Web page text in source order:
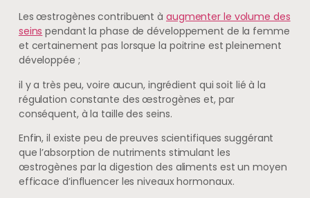
Les œstrogènes contribuent à augmenter le volume des
seins pendant la phase de développement de la femme
et certainement pas lorsque la poitrine est pleinement
développée ;
il y a très peu, voire aucun, ingrédient qui soit lié à la
régulation constante des œstrogènes et, par
conséquent, à la taille des seins.
Enfin, il existe peu de preuves scientifiques suggérant
que l’absorption de nutriments stimulant les
œstrogènes par la digestion des aliments est un moyen
efficace d’influencer les niveaux hormonaux.